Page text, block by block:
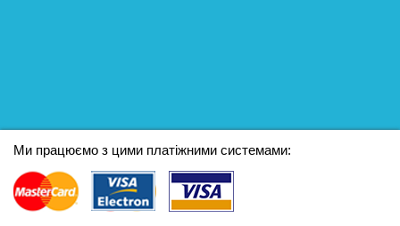
Ми працюємо з цими платіжними системами: